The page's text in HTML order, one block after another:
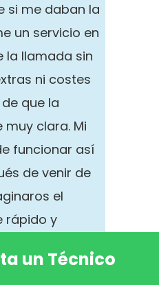
si me daban la
un servicio en
la llamada sin
ni costes
que la
clara. Mi
funcionar así
de venir de
el
rápido y
pues la
un Técnico